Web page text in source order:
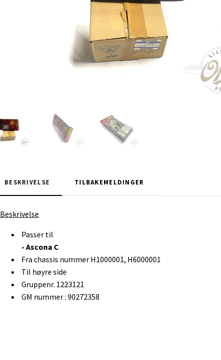
BESKRIVELSE TILBAKEMELDINGER
Beskrivelse
Passer til
- Ascona C
Fra chassis nummer H1000001, H6000001
Til høyre side
Gruppenr. 1223121
GM nummer : 90272358